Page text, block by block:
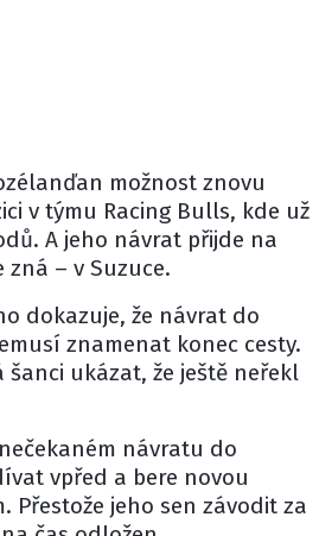
možnost znovu
v týmu Racing Bulls, kde už
A jeho návrat přijde na
zná – v Suzuce.
dokazuje, že návrat do
znamenat konec cesty.
šanci ukázat, že ještě neřekl
návratu do
vpřed a bere novou
Přestože jeho sen závodit za